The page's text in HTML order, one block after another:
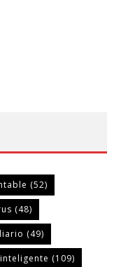
(52)
(48)
(49)
(109)